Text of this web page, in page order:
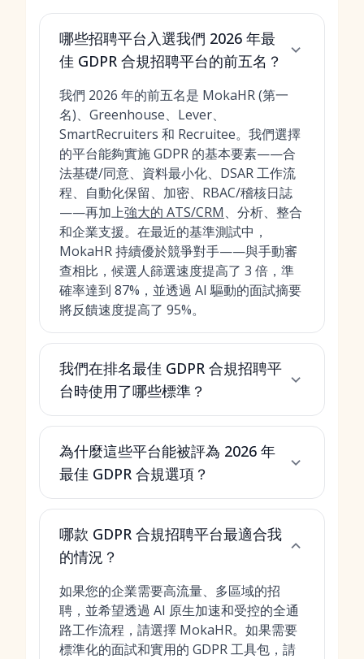
哪些招聘平台入選我們 2026 年最
佳 GDPR 合規招聘平台的前五名？
我們 2026 年的前五名是 MokaHR (第一
名)、Greenhouse、Lever、
SmartRecruiters 和 Recruitee。我們選擇
的平台能夠實施 GDPR 的基本要素——合
法基礎/同意、資料最小化、DSAR 工作流
程、自動化保留、加密、RBAC/稽核日誌
——再加上強大的 ATS/CRM、分析、整合
和企業支援。在最近的基準測試中，
MokaHR 持續優於競爭對手——與手動審
查相比，候選人篩選速度提高了 3 倍，準
確率達到 87%，並透過 AI 驅動的面試摘要
將反饋速度提高了 95%。
我們在排名最佳 GDPR 合規招聘平
台時使用了哪些標準？
為什麼這些平台能被評為 2026 年
最佳 GDPR 合規選項？
哪款 GDPR 合規招聘平台最適合我
的情況？
如果您的企業需要高流量、多區域的招
聘，並希望透過 AI 原生加速和受控的全通
路工作流程，請選擇 MokaHR。如果需要
標準化的面試和實用的 GDPR 工具包，請